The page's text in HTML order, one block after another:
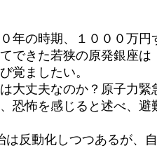
の時期、１０００万円
できた若狭の原発銀座
覚ましたい。
丈夫なのか？原子力
恐怖を感じると述べ、
反動化しつつあるが、